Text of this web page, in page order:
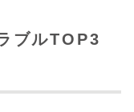
ブルTOP3